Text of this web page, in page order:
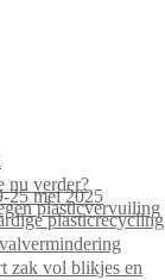
nu verder?
25 mei 2025
plasticvervuiling
plasticrecycling
zak vol blikjes en